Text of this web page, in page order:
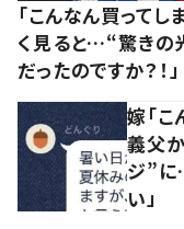
「こんなん買って
く見ると…“驚きの
だったのですか？！」
嫁「こ
義父
ジ”に
い」